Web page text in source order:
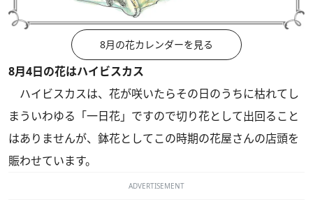
8月の花カレンダーを見る
8月4日の花はハイビスカス
ハイビスカスは、花が咲いたらその日のうちに枯れてし
まういわゆる「一日花」ですので切り花として出回ること
はありませんが、鉢花としてこの時期の花屋さんの店頭を
賑わせています。
ADVERTISEMENT